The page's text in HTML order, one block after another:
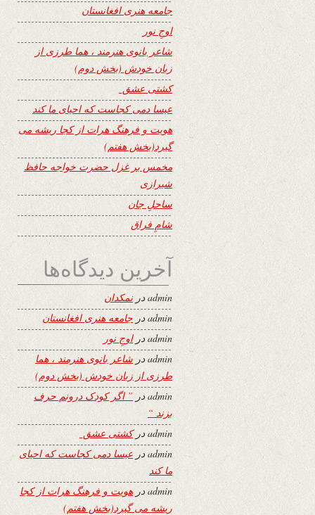
جامعه هنری افغانستان
اوجِ نور
شاعر بانوی هنرمند ، هما طرزی از
زبان خودش (بخش دوم)
کشتی عشق
عیسا دمی کجاست که احیای ما کند
هویت و فرهنگ هرات از کجا ریشه می
گیرد(بخش هفتم)
مخمس بر غزل حضرت خواجه حافظ
شیرازی
ساحلِ جان
شامِ فراق
آخرین دیدگاه‌ها
adminدرنمکدان
adminدر جامعه هنری افغانستان
adminدراوجِ نور
adminدر شاعر بانوی هنرمند ، هما
طرزی از زبان خودش (بخش دوم)
adminدر ” اگر کودک درونم حرف
بزند “
adminدرکشتی عشق
adminدر عیسا دمی کجاست که احیای
ما کند
adminدر هویت و فرهنگ هرات از کجا
ریشه می گیرد(بخش هفتم)